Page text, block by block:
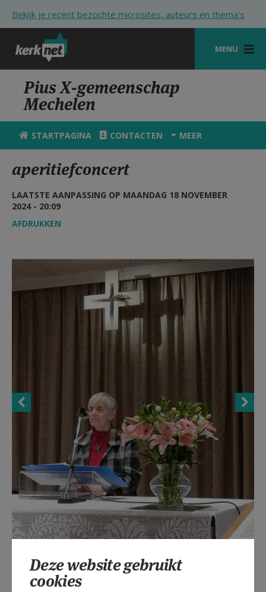
Bekijk je recent bezochte microsites, auteurs en thema's
MENU
STARTPAGINA
KERK
VIERINGEN
ZOEKEN
HULP
STARTPAGINA PORTAAL
AANMELDEN OF REGISTREREN
Pius X-gemeenschap
Mechelen
STARTPAGINA CONTACTEN MEER
aperitiefconcert
LAATSTE AANPASSING OP MAANDAG 18 NOVEMBER
2024 - 20:09
AFDRUKKEN
Deze website gebruikt
cookies